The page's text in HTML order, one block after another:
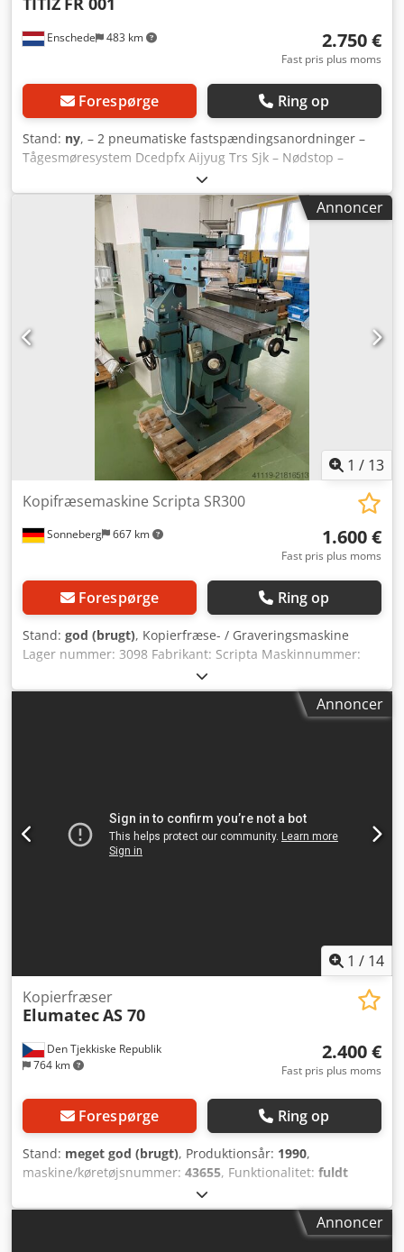
Enschede 483 km 2.750 €
Fast pris plus moms
Forespørge Ring op
Stand: ny, – 2 pneumatiske fastspændingsanordninger –
Tågesmøresystem Dcedpfx Aijyug Trs Sjk – Nødstop –
Blæsepistol – Dokumentation – 400V
Annoncer
1 / 13
Sonneberg 667 km
Kopifræsemaskine Scripta SR300
1.600 €
Fast pris plus moms
Forespørge Ring op
Stand: god (brugt), Kopierfræse- / Graveringsmaskine
Lager nummer: 3098 Fabrikant: Scripta Maskinnummer:
Type / Model: SR 300 Arbejdsgange x-y-z: mm
Skabelonbord / Arbejdsbord: 600 x 400 // 600 x 250 mm
Omdrejningstal: 700 til 18.000 o/min, trinløs regulering
Annoncer
1 / 14
Den Tjekkiske Republik
764 km
Kopierfræser
ElumatecAS 70
2.400 €
Fast pris plus moms
Forespørge Ring op
Stand: meget god (brugt), Produktionsår: 1990,
maskine/køretøjsnummer: 43655, Funktionalitet: fuldt
, omdrejningshastighed (maks.):
o/min, Horisontal skærekapacitet med anslag: 230 x 90
mm Horisontal skærekapacitet med kopiskabelon: 230 x 90
Annoncer